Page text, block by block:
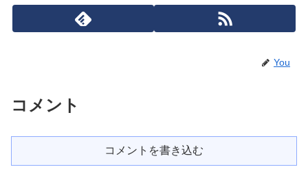
You
コメント
コメントを書き込む